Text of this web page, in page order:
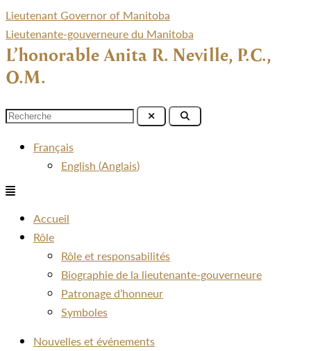
Lieutenant Governor of Manitoba
Lieutenante-gouverneure du Manitoba
L’honorable Anita R. Neville, P.C.,
O.M.
Menu
Français
English (Anglais)
Menu
Accueil
Rôle
Rôle et responsabilités
Biographie de la lieutenante-gouverneure
Patronage d’honneur
Symboles
Nouvelles et événements